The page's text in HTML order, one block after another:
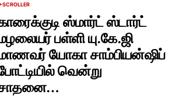
SCROLLER
ஸ்மார்ட் ஸ்டார்ட்
பள்ளி யு.கே.ஜி
யோகா சாம்பியன்ஷிப்
வென்று